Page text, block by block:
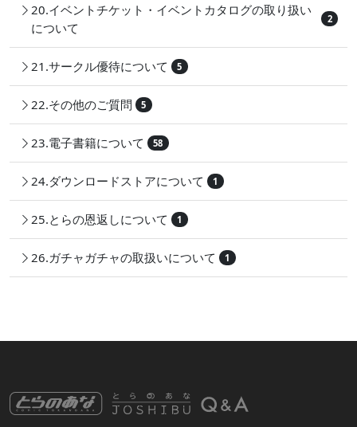
20.イベントチケット・イベントカタログの取り扱い
について
2
21.サークル優待について 5
22.その他のご質問 5
23.電子書籍について 58
24.ダウンロードストアについて 1
25.とらの恩返しについて 1
26.ガチャガチャの取扱いについて 1